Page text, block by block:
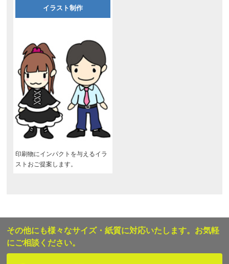
イラスト制作
印刷物にインパクトを与えるイラ
ストおご提案します。
その他にも様々なサイズ・紙質に対応いたします。お気軽
にご相談ください。